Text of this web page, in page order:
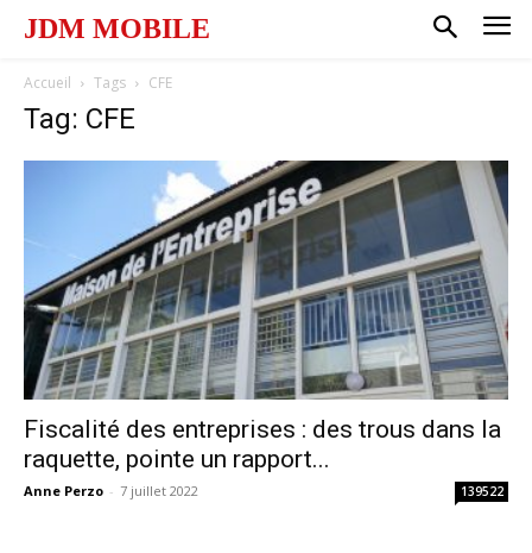
JDM MOBILE
Accueil Tags CFE
Tag: CFE
Fiscalité des entreprises : des trous dans la
raquette, pointe un rapport...
Anne Perzo - 7 juillet 2022 139522